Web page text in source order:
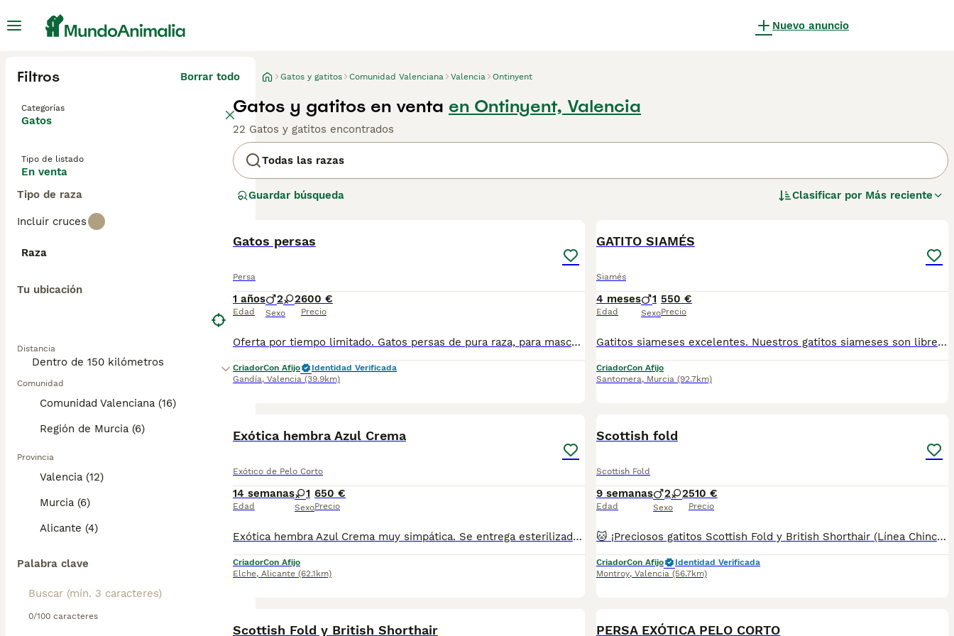
Nuevo anuncio
Filtros Borrar todo
Categorías
Gatos
Tipo de listado
En venta
Tipo de raza
Incluir cruces
Raza
Tu ubicación
Distancia
Comunidad
Comunidad Valenciana (16)
Región de Murcia (6)
Provincia
Valencia (12)
Murcia (6)
Alicante (4)
Palabra clave
0/100 caracteres
Gatos y gatitos Comunidad Valenciana Valencia Ontinyent
Gatos y gatitos en venta en Ontinyent, Valencia
22 Gatos y gatitos encontrados
Todas las razas
Guardar búsqueda Clasificar por Más reciente
Gatos persas
Persa
1 años
Edad
2 2
Sexo
600 €
Precio
Oferta por tiempo limitado. Gatos persas de pura raza, para mascotas! Color negro uniforme Criadero con nucleo zoologico!
CriadorCon Afijo
Identidad Verificada
Gandía, Valencia (39.9km)
GATITO SIAMÉS
Siamés
4 meses
Edad
1
Sexo
550 €
Precio
Gatitos siameses excelentes. Nuestros gatitos siameses son libres de inmunodeficiencia felina y leucemia felina y panleucopenia y piff. Nuestros gatitos siameses descienden de gatos siameses puros con pedigree
CriadorCon Afijo
Santomera, Murcia (92.7km)
Exótica hembra Azul Crema
Exótico de Pelo Corto
14 semanas
Edad
1
Sexo
650 €
Precio
Exótica hembra Azul Crema muy simpática. Se entrega esterilizada, vacunada , pasaporte y microchip. Acostumbrada a sus cuidados y baños.
CriadorCon Afijo
Elche, Alicante (62.1km)
Scottish fold
Scottish Fold
9 semanas
Edad
2 2
Sexo
510 €
Precio
🐱 ¡Preciosos gatitos Scottish Fold y British Shorthair (Línea Chinchilla)! 🐱 Ponemos a la venta una camada de cuatro encantadores gatitos nacidos el 4 de junio (actualmente con 7 semanas). Criados en ambiente familiar, con excelente salud y un carácter adorable. 🐾 Detalles de la camada: Disponibles: 3 gatitos Scottish Fold y 1 gatito British Shorthair. Padres: Padre British Shorthair Chinchilla y madre Scottish Fold. Fecha de nacimiento: 4 de junio (7 semanas). 🩺 Salud y cuidados: Completamente desparasitados. Comiendo alimento sólido y socializados. Usando el arenero sin problema. Destacan por su pelaje suave, su carita dulce y el carácter dócil y juguetón característico de esta cruza.
CriadorCon Afijo
Identidad Verificada
Montroy, Valencia (56.7km)
Scottish Fold y British Shorthair PERSA EXÓTICA PELO CORTO